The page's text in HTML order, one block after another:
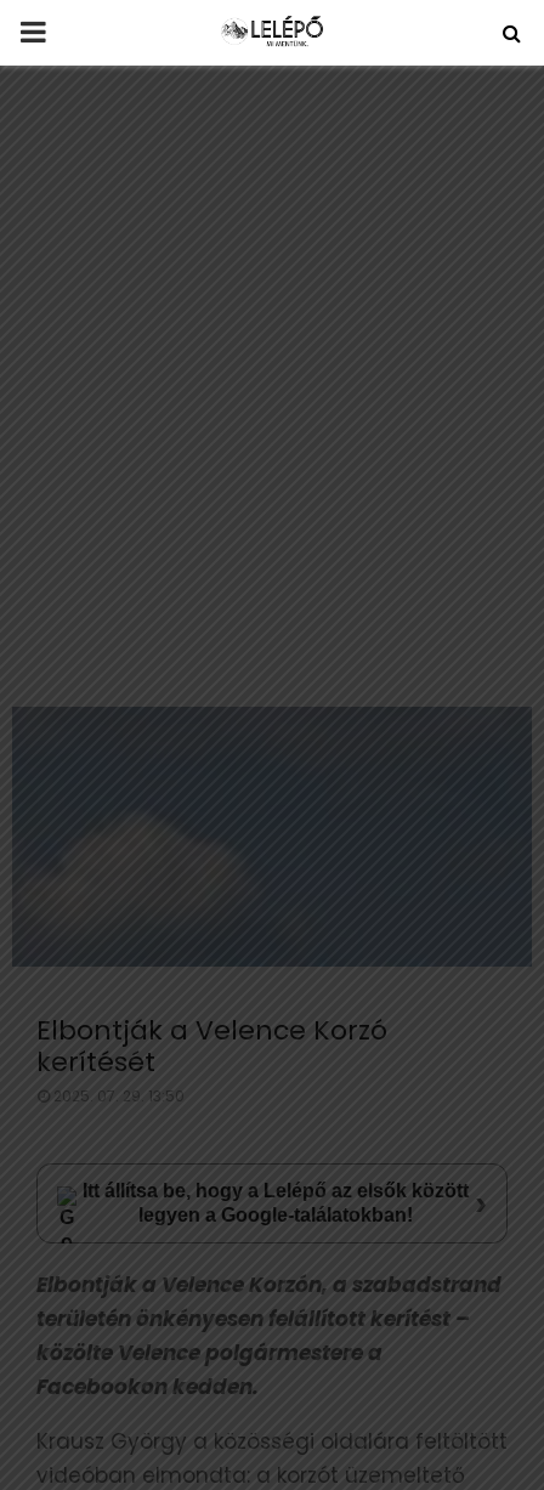
PRIMARY
Elbontják a Velence Korzó
kerítését
2025. 07. 29. 13:50
Itt állítsa be, hogy a Lelépő az elsők között
legyen a Google-találatokban!
›
Elbontják a Velence Korzón, a szabadstrand
területén önkényesen felállított kerítést –
közölte Velence polgármestere a
Facebookon kedden.
Krausz György a közösségi oldalára feltöltött
videóban elmondta: a korzót üzemeltető